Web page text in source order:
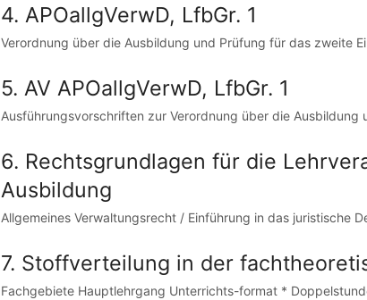
4. APOallgVerwD, LfbGr. 1
Verordnung über die Ausbildung und Prüfung für das zweite
5. AV APOallgVerwD, LfbGr. 1
Ausführungsvorschriften zur Verordnung über die Ausbildung
6. Rechtsgrundlagen für die
Ausbildung
Allgemeines Verwaltungsrecht / Einführung in das juristische
7. Stoffverteilung in der
Fachgebiete Hauptlehrgang Unterrichts-format *